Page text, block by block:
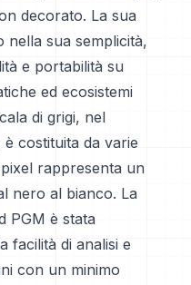
decorato. La sua
nella sua semplicità,
e portabilità su
ed ecosistemi
di grigi, nel
costituita da varie
rappresenta un
nero al bianco. La
PGM è stata
facilità di analisi e
con un minimo